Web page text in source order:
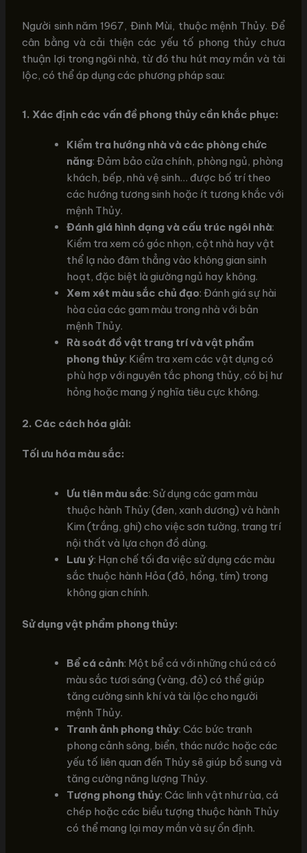
Người sinh năm 1967, Đinh Mùi, thuộc mệnh Thủy. Để
cân bằng và cải thiện các yếu tố phong thủy chưa
thuận lợi trong ngôi nhà, từ đó thu hút may mắn và tài
lộc, có thể áp dụng các phương pháp sau:
1. Xác định các vấn đề phong thủy cần khắc phục:
Kiểm tra hướng nhà và các phòng chức
năng: Đảm bảo cửa chính, phòng ngủ, phòng
khách, bếp, nhà vệ sinh… được bố trí theo
các hướng tương sinh hoặc ít tương khắc với
mệnh Thủy.
Đánh giá hình dạng và cấu trúc ngôi nhà:
Kiểm tra xem có góc nhọn, cột nhà hay vật
thể lạ nào đâm thẳng vào không gian sinh
hoạt, đặc biệt là giường ngủ hay không.
Xem xét màu sắc chủ đạo: Đánh giá sự hài
hòa của các gam màu trong nhà với bản
mệnh Thủy.
Rà soát đồ vật trang trí và vật phẩm
phong thủy: Kiểm tra xem các vật dụng có
phù hợp với nguyên tắc phong thủy, có bị hư
hỏng hoặc mang ý nghĩa tiêu cực không.
2. Các cách hóa giải:
Tối ưu hóa màu sắc:
Ưu tiên màu sắc: Sử dụng các gam màu
thuộc hành Thủy (đen, xanh dương) và hành
Kim (trắng, ghi) cho việc sơn tường, trang trí
nội thất và lựa chọn đồ dùng.
Lưu ý: Hạn chế tối đa việc sử dụng các màu
sắc thuộc hành Hỏa (đỏ, hồng, tím) trong
không gian chính.
Sử dụng vật phẩm phong thủy:
Bể cá cảnh: Một bể cá với những chú cá có
màu sắc tươi sáng (vàng, đỏ) có thể giúp
tăng cường sinh khí và tài lộc cho người
mệnh Thủy.
Tranh ảnh phong thủy: Các bức tranh
phong cảnh sông, biển, thác nước hoặc các
yếu tố liên quan đến Thủy sẽ giúp bổ sung và
tăng cường năng lượng Thủy.
Tượng phong thủy: Các linh vật như rùa, cá
chép hoặc các biểu tượng thuộc hành Thủy
có thể mang lại may mắn và sự ổn định.